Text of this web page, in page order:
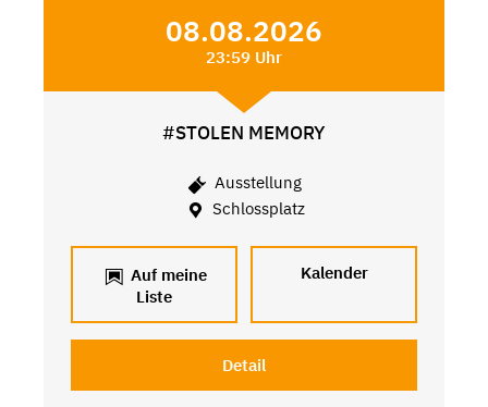
08.08.2026
23:59 Uhr
#STOLEN MEMORY
Ausstellung
Schlossplatz
Auf meine
Liste
Kalender
Detail